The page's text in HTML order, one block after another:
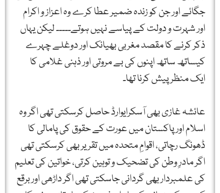
جگائے اور جن کو زندہ ضمیر عطا کرے وہ اعزاز و اکرام
اور شہرت و دولت کے پیاسے نہیں ہوتے۔۔۔۔۔ لیکن یہاں
ذکر کرنے کا مقصد مغربی بھیانک اور دوغلے چہرے
کیساتھ ساتھ اپنوں کی بے مروتی اور ذہنی غلامی کا
ایک منظر پیش کرنا تھا۔
عائشہ غازی بھی آسکرایوارڈ حاصل کرسکتی تھی اگر وہ
اسلام اور پاکستان میں عورت کے حقوق کی پامالی کا
ڈھونگ رچاتی، اقوامِ متحدہ میں تقریر بھی کرسکتی تھی
اگر مادرِ وطن کی تضحیک و توہین کرتی، خواتین کی تعلیم
کی علمبردار بھی گردانی جاسکتی تھی اگر داڑھی اور برقع